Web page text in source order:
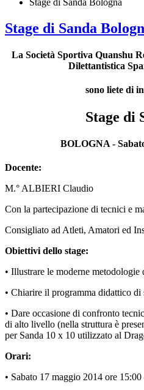
Stage di Sanda Bologna
Stage di Sanda
La Società Sportiva Quanshu
Dilettantistica
sono liete di
Stage di
BOLOGNA -
Docente:
M.° ALBIERI Claudio
Con la partecipazione di tecnici e
Consigliato ad Atleti, Amatori ed
Obiettivi dello stage:
• Illustrare le moderne metodologie
• Chiarire il programma didattico di
• Dare occasione di confronto
di alto livello (nella struttura è
per Sanda 10 x 10 utilizzato al
Orari:
• Sabato 17 maggio 2014 ore